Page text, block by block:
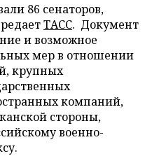
86 сенаторов,
ТАСС. Документ
и возможное
мер в отношении
крупных
компаний,
стороны,
военно-